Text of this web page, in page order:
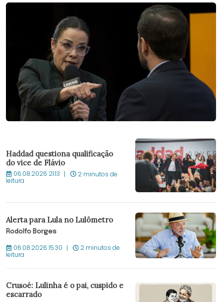
Haddad questiona qualificação
do vice de Flávio
06.08.2026 21:13 2 minutos de
leitura
Alerta para Lula no Lulômetro
Rodolfo Borges
06.08.2026 15:30 2 minutos de
leitura
Crusoé: Lulinha é o pai, cuspido e
escarrado